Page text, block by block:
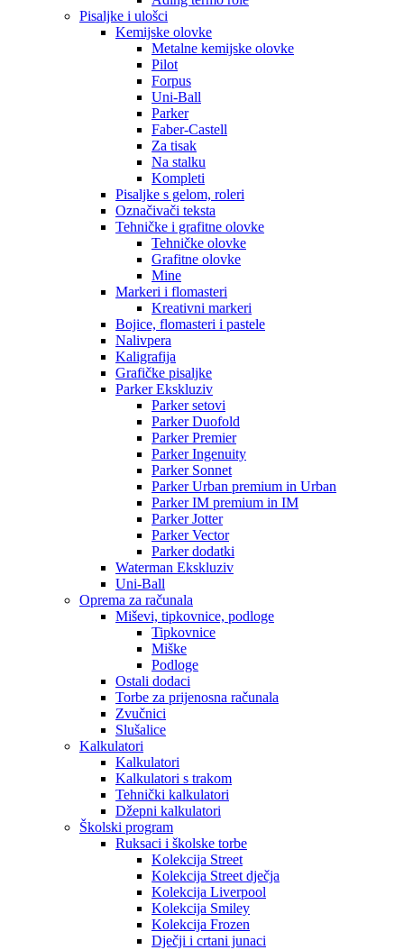
Pisaljke i ulošci
Kemijske olovke
Metalne kemijske olovke
Pilot
Forpus
Uni-Ball
Parker
Faber-Castell
Za tisak
Na stalku
Kompleti
Pisaljke s gelom, roleri
Označivači teksta
Tehničke i grafitne olovke
Tehničke olovke
Grafitne olovke
Mine
Markeri i flomasteri
Kreativni markeri
Bojice, flomasteri i pastele
Nalivpera
Kaligrafija
Grafičke pisaljke
Parker Ekskluziv
Parker setovi
Parker Duofold
Parker Premier
Parker Ingenuity
Parker Sonnet
Parker Urban premium in Urban
Parker IM premium in IM
Parker Jotter
Parker Vector
Parker dodatki
Waterman Ekskluziv
Uni-Ball
Oprema za računala
Miševi, tipkovnice, podloge
Tipkovnice
Miške
Podloge
Ostali dodaci
Torbe za prijenosna računala
Zvučnici
Slušalice
Kalkulatori
Kalkulatori
Kalkulatori s trakom
Tehnički kalkulatori
Džepni kalkulatori
Školski program
Ruksaci i školske torbe
Kolekcija Street
Kolekcija Street dječja
Kolekcija Liverpool
Kolekcija Smiley
Kolekcija Frozen
Dječji i crtani junaci